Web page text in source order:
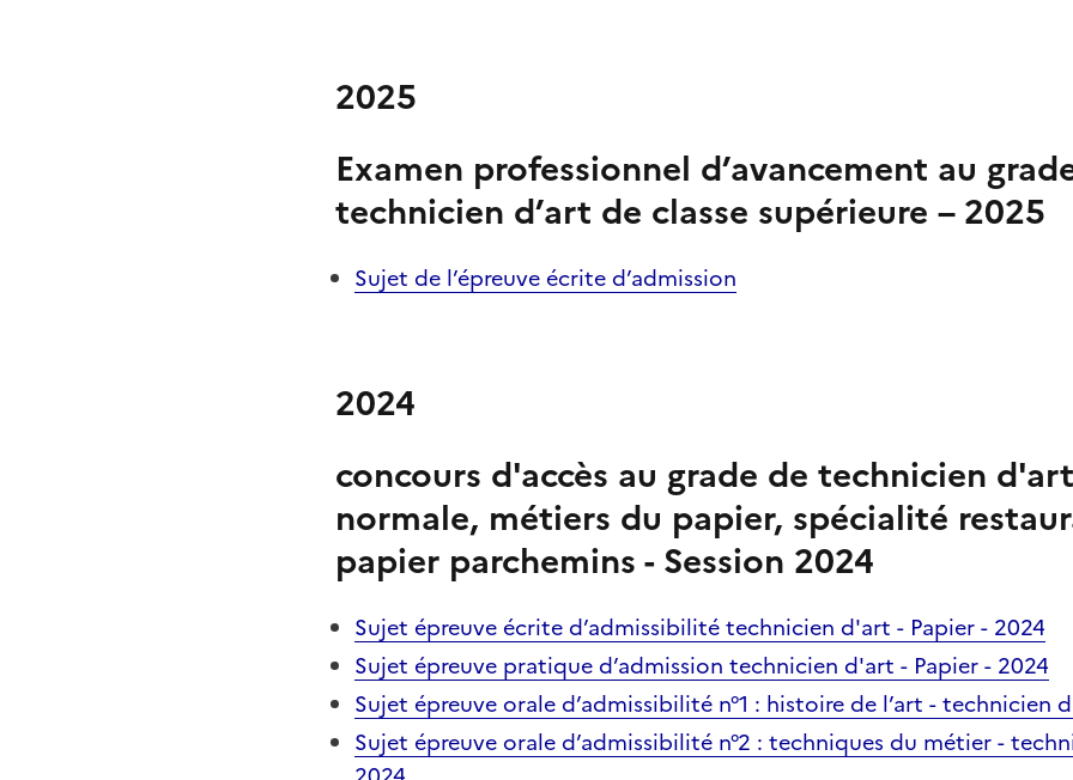
2025
Examen professionnel d’avancement au
technicien d’art de classe supérieure – 2025
Sujet de l’épreuve écrite d’admission
2024
concours d'accès au grade de technicien
normale, métiers du papier, spécialité
papier parchemins - Session 2024
Sujet épreuve écrite d’admissibilité technicien d'art - Papier - 2024
Sujet épreuve pratique d’admission technicien d'art - Papier - 2024
Sujet épreuve orale d’admissibilité n°1 : histoire de l’art - technicien
Sujet épreuve orale d’admissibilité n°2 : techniques du métier -